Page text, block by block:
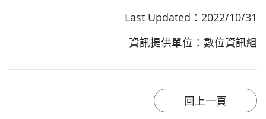
Last Updated：2022/10/31
資訊提供單位：數位資訊組